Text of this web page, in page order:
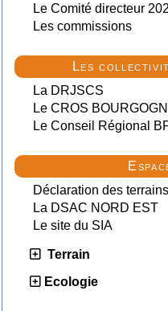
Le Comité directeur
Les commissions
Les
La DRJSCS
Le CROS
Le Conseil Régional
Déclaration des terrains
La DSAC NORD EST
Le site du SIA
Terrain
Ecologie